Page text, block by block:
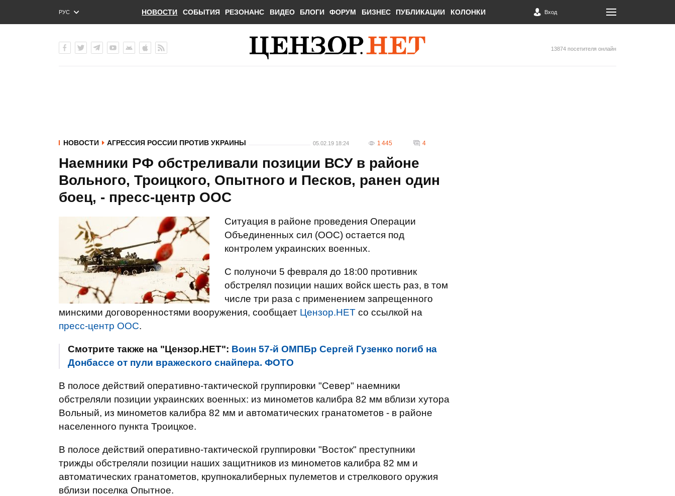
РУС
ENG
НОВОСТИ СОБЫТИЯ РЕЗОНАНС ВИДЕО БЛОГИ ФОРУМ БИЗНЕС ПУБЛИКАЦИИ КОЛОНКИ Вход
13874 посетителя онлайн
НОВОСТИ АГРЕССИЯ РОССИИ ПРОТИВ УКРАИНЫ 05.02.19 18:24 1 445 4
Наемники РФ обстреливали позиции ВСУ в районе
Вольного, Троицкого, Опытного и Песков, ранен один
боец, - пресс-центр ООС
Ситуация в районе проведения Операции
Объединенных сил (ООС) остается под
контролем украинских военных.
С полуночи 5 февраля до 18:00 противник
обстрелял позиции наших войск шесть раз, в том
числе три раза с применением запрещенного
минскими договоренностями вооружения, сообщает Цензор.НЕТ со ссылкой на
пресс-центр ООС.
Смотрите также на "Цензор.НЕТ": Воин 57-й ОМПБр Сергей Гузенко погиб на
Донбассе от пули вражеского снайпера. ФОТО
В полосе действий оперативно-тактической группировки "Север" наемники
обстреляли позиции украинских военных: из минометов калибра 82 мм вблизи хутора
Вольный, из минометов калибра 82 мм и автоматических гранатометов - в районе
населенного пункта Троицкое.
В полосе действий оперативно-тактической группировки "Восток" преступники
трижды обстреляли позиции наших защитников из минометов калибра 82 мм и
автоматических гранатометов, крупнокалиберных пулеметов и стрелкового оружия
вблизи поселка Опытное.